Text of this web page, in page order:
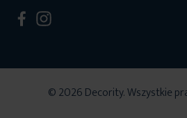
© 2026 Decority. Wszystkie